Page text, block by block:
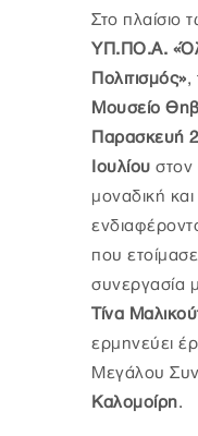
Στο πλαίσιο
ΥΠ.ΠΟ.Α.
Πολιτισμός»,
Μουσείο
Παρασκευή
Ιουλίου στον
μοναδική και
που
συνεργασία
Τίνα
ερμηνεύει
Μεγάλου
Καλομοίρη.